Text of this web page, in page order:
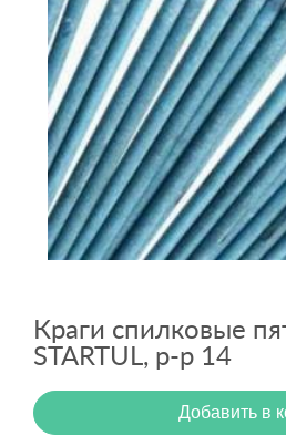
Официальные
документы
Сертификаты
Контакты
Вход
Регистрация
Краги спилковые
STARTUL, р-р 14
Добавить в